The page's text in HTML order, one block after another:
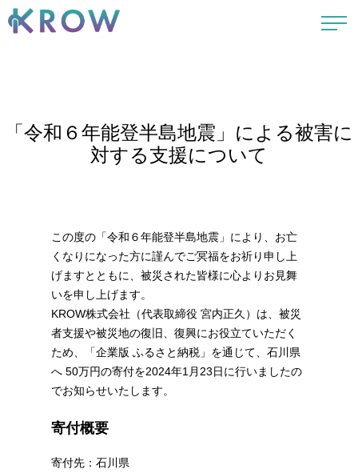
「令和６年能登半島地震」による被害に
対する支援について
この度の「令和６年能登半島地震」により、お亡
くなりになった方に謹んでご冥福をお祈り申し上
げますとともに、被災された皆様に心よりお見舞
いを申し上げます。
KROW株式会社（代表取締役 宮内正久）は、被災
者支援や被災地の復旧、復興にお役立ていただく
ため、「企業版 ふるさと納税」を通じて、石川県
へ 50万円の寄付を2024年1月23日に行いましたの
でお知らせいたします。
寄付概要
寄付先：石川県